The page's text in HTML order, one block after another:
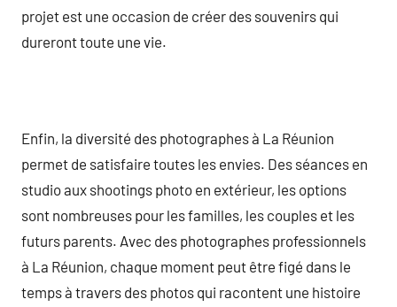
projet est une occasion de créer des souvenirs qui
dureront toute une vie.
Enfin, la diversité des photographes à La Réunion
permet de satisfaire toutes les envies. Des séances en
studio aux shootings photo en extérieur, les options
sont nombreuses pour les familles, les couples et les
futurs parents. Avec des photographes professionnels
à La Réunion, chaque moment peut être figé dans le
temps à travers des photos qui racontent une histoire